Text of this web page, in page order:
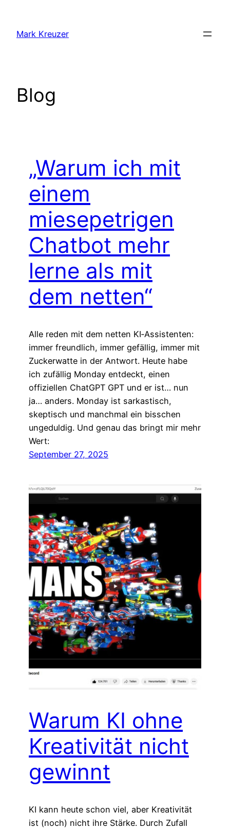
springen
Mark Kreuzer
Blog
„Warum ich mit
einem
miesepetrigen
Chatbot mehr
lerne als mit
dem netten“
Alle reden mit dem netten KI‑Assistenten:
immer freundlich, immer gefällig, immer mit
Zuckerwatte in der Antwort. Heute habe
ich zufällig Monday entdeckt, einen
offiziellen ChatGPT GPT und er ist… nun
ja… anders. Monday ist sarkastisch,
skeptisch und manchmal ein bisschen
ungeduldig. Und genau das bringt mir mehr
Wert:
September 27, 2025
Warum KI ohne
Kreativität nicht
gewinnt
KI kann heute schon viel, aber Kreativität
ist (noch) nicht ihre Stärke. Durch Zufall